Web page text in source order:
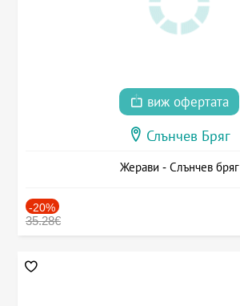
виж офертата
Слънчев Бряг
Жерави - Слънчев бряг
-20%
35.28€